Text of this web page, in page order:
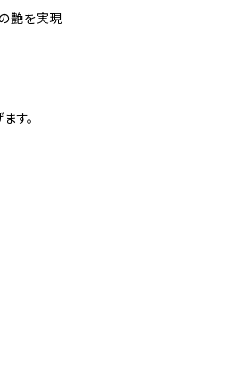
艶を実現
す。